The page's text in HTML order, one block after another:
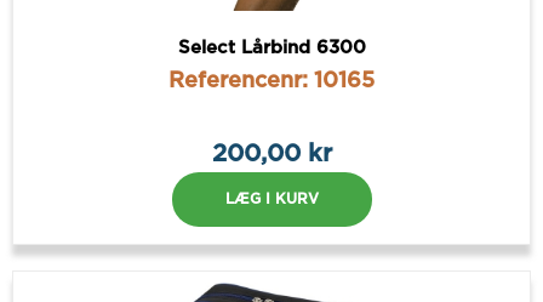
Select Lårbind 6300
Referencenr: 10165
200,00 kr
LÆG I KURV